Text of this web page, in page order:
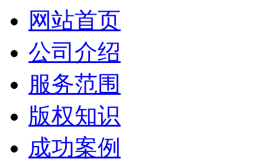
网站首页
公司介绍
服务范围
版权知识
成功案例